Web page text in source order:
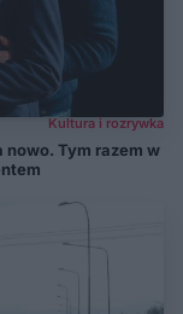
Kultura i rozrywka
Tym razem w